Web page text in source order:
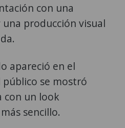
con una
producción visual
apareció en el
se mostró
con un look
sencillo.